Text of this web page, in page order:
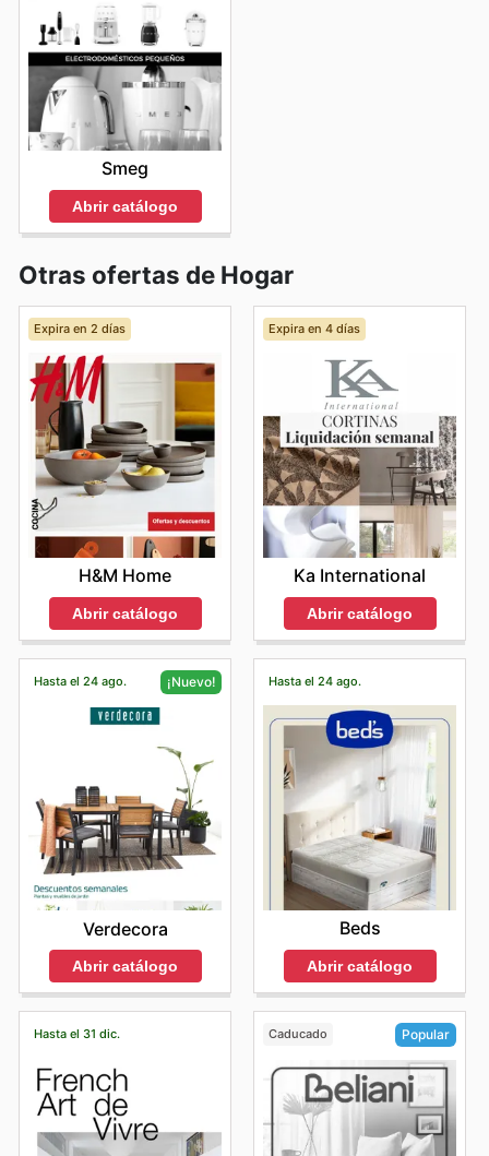
Smeg
Abrir catálogo
Otras ofertas de Hogar
Expira en 2 días
H&M Home
Abrir catálogo
Expira en 4 días
Ka International
Abrir catálogo
Hasta el 24 ago. ¡Nuevo!
Verdecora
Abrir catálogo
Hasta el 24 ago.
Beds
Abrir catálogo
Hasta el 31 dic. Caducado Popular